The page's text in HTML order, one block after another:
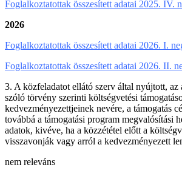
Foglalkoztatottak összesített adatai 2025. IV.
2026
Foglalkoztatottak összesített adatai 2026. I.
Foglalkoztatottak összesített adatai 2026. II.
3. A közfeladatot ellátó szerv által nyújtott, az
szóló törvény szerinti költségvetési
kedvezményezettjeinek nevére, a támogatás
továbbá a támogatási program megvalósítási
adatok, kivéve, ha a közzététel előtt a
visszavonják vagy arról a kedvezményezett
nem releváns